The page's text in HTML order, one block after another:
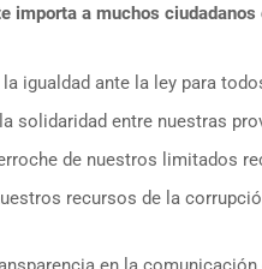
importa a muchos
la igualdad ante la ley para
solidaridad entre nuestras
de nuestros limitados
recursos de la